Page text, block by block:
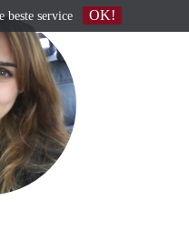
beste service OK!